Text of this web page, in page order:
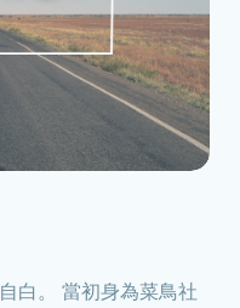
白。 當初身為菜鳥社